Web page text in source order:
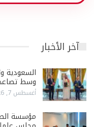
آخر الأخبار
السعودية
وسط
أغسطس 7, 2026
مؤسسة